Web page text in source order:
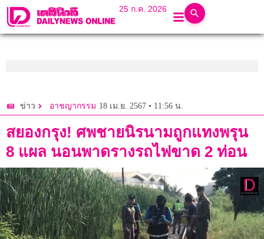
25 ก.ค. 2026
ข่าว อาชญากรรม 18 เม.ย. 2567 • 11:56 น.
สยองกรุง! ศพชายนิรนามถูกแทงพรุน
8 แผล นอนพาดรางรถไฟขาด 2 ท่อน